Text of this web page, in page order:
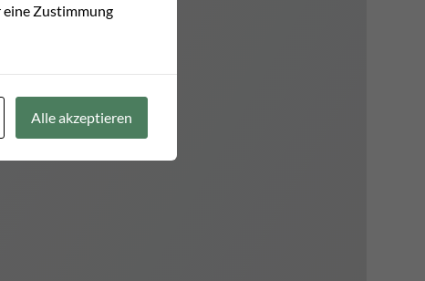
Zustimmung
Alle akzeptieren